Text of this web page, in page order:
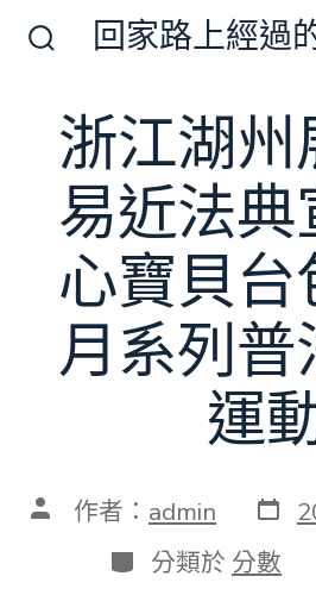
切
換
開
回家路上經過
浙江湖州
易近法典
心寶貝台
月系列普
運
文 作者： admin 發
表
日
期
分
類
分類於 分數